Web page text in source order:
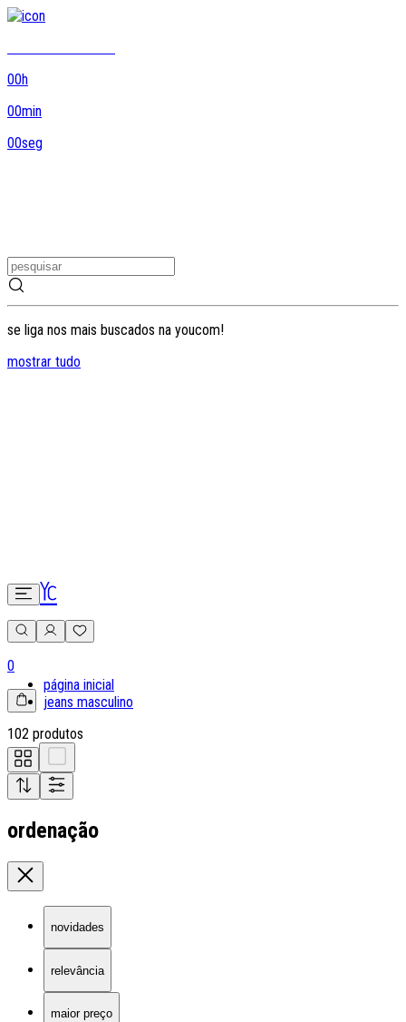
00h
00min
00seg
se liga nos mais buscados na youcom!
mostrar tudo
0
página inicial
jeans masculino
102 produtos
ordenação
novidades
relevância
maior preço